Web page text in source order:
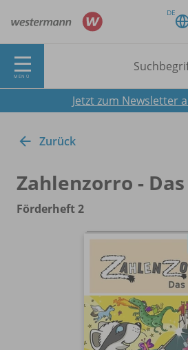
DE
MENÜ
Jetzt zum Newsletter
Zurück
Zahlenzorro -
Förderheft 2